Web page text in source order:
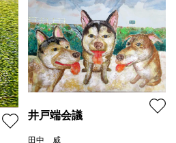
井戸端会議
田中 威